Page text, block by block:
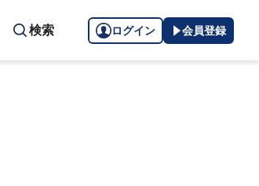
検索 ログイン 会員登録